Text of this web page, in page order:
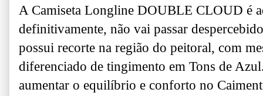
A Camiseta Longline DOUBLE CLOUD é
definitivamente, não vai passar
possui recorte na região do peitoral, com
diferenciado de tingimento em Tons de
aumentar o equilíbrio e conforto no